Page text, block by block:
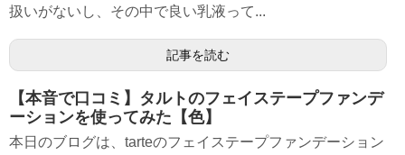
扱いがないし、その中で良い乳液って...
記事を読む
【本音で口コミ】タルトのフェイステープファンデ
ーションを使ってみた【色】
本日のブログは、tarteのフェイステープファンデーション